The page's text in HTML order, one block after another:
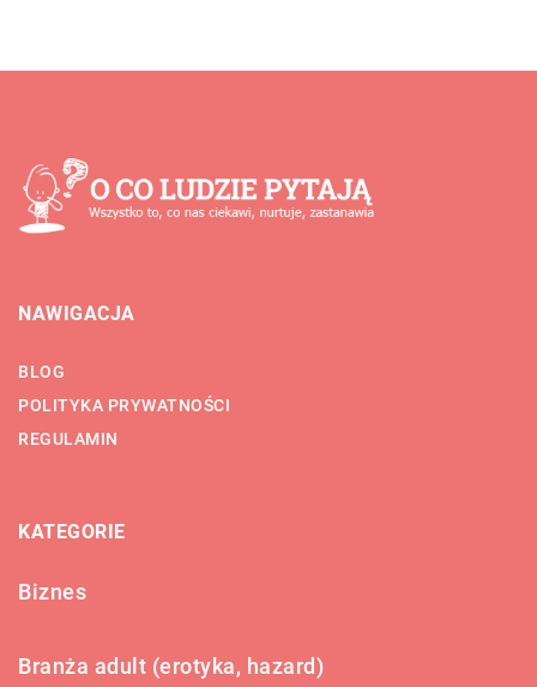
NAWIGACJA
BLOG
POLITYKA PRYWATNOŚCI
REGULAMIN
KATEGORIE
Biznes
Branża adult (erotyka, hazard)